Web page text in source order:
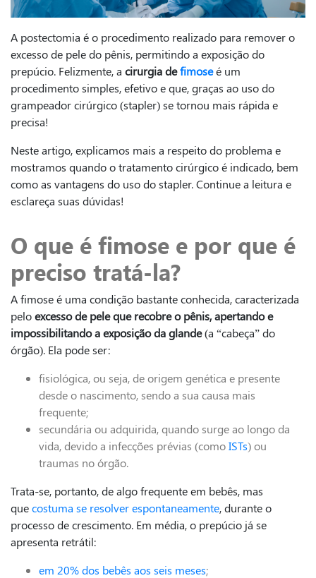
A postectomia é o procedimento realizado para remover o
excesso de pele do pênis, permitindo a exposição do
prepúcio. Felizmente, a cirurgia defimoseé um
procedimento simples, efetivo e que, graças ao uso do
grampeador cirúrgico (stapler) se tornou mais rápida e
precisa!
Neste artigo, explicamos mais a respeito do problema e
mostramos quando o tratamento cirúrgico é indicado, bem
como as vantagens do uso do stapler. Continue a leitura e
esclareça suas dúvidas!
O que é fimose e por que é
preciso tratá-la?
A fimose é uma condição bastante conhecida, caracterizada
peloexcesso de pele que recobre o pênis, apertando e
impossibilitando a exposição da glande(a “cabeça” do
órgão). Ela pode ser:
fisiológica, ou seja, de origem genética e presente
desde o nascimento, sendo a sua causa mais
frequente;
secundária ou adquirida, quando surge ao longo da
vida, devido a infecções prévias (comoISTs) ou
traumas no órgão.
Trata-se, portanto, de algo frequente em bebês, mas
quecostuma se resolver espontaneamente, durante o
processo de crescimento. Em média, o prepúcio já se
apresenta retrátil:
em 20% dos bebês aos seis meses;